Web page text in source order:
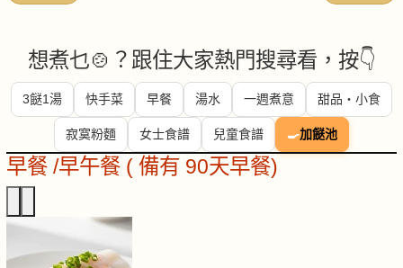
想煮乜🍲？跟住大家熱門搜尋看，按👇
3餸1湯 快手菜 早餐 湯水 一週煮意 甜品・小食
寂寞粉麵 女士食譜 兒童食譜 🍳加餸池
早餐 /早午餐 ( 備有 90天早餐)